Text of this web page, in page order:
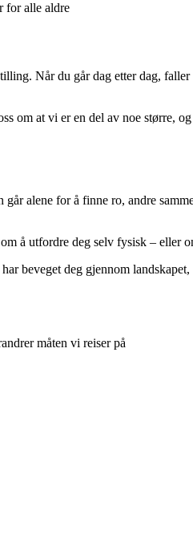
for alle aldre
Når du går dag etter dag,
om at vi er en del av noe større,
alene for å finne ro, andre
å utfordre deg selv fysisk – eller
beveget deg gjennom
måten vi reiser på